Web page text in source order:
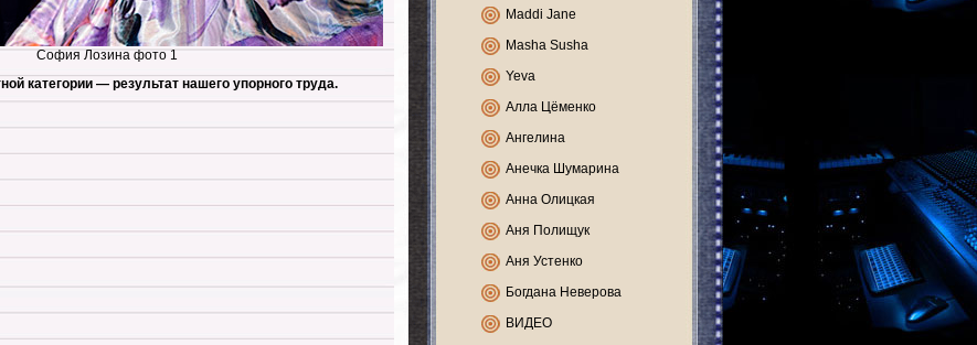
София Лозина фото 1
категории — результат нашего упорного труда.
Maddi Jane
Masha Susha
Yeva
Алла Цёменко
Ангелина
Анечка Шумарина
Анна Олицкая
Аня Полищук
Аня Устенко
Богдана Неверова
ВИДЕО